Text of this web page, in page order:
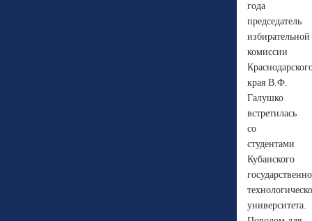
года
председатель
избирательной
комиссии
края В.Ф.
Галушко
встретилась
со
студентами
Кубанского
университета.